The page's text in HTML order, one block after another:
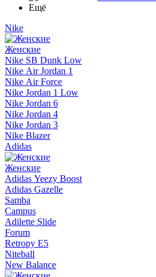
Ещё
Nike
Женские
Nike SB Dunk Low
Nike Air Jordan 1
Nike Air Force
Nike Jordan 1 Low
Nike Jordan 6
Nike Jordan 4
Nike Jordan 3
Nike Blazer
Adidas
Женские
Adidas Yeezy Boost
Adidas Gazelle
Samba
Campus
Adilette Slide
Forum
Retropy E5
Niteball
New Balance